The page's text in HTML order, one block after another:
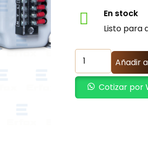
En stock
Listo para
Transformador
de
Aislamiento
Monofásico
Añadir
Cotizar por